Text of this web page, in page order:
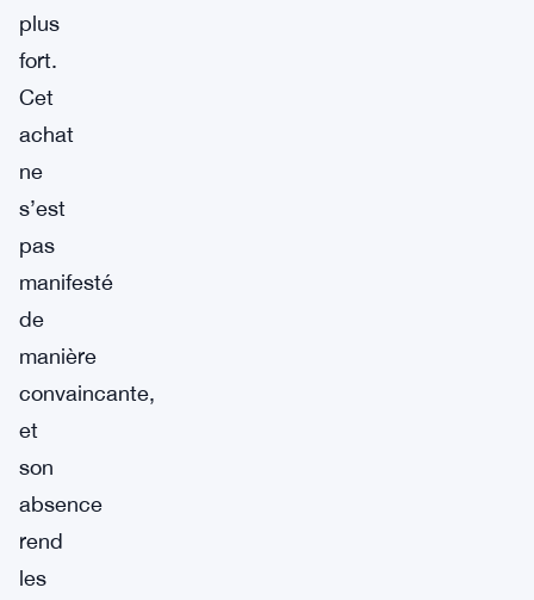
plus
fort.
Cet
achat
ne
s’est
pas
manifesté
de
manière
convaincante,
et
son
absence
rend
les